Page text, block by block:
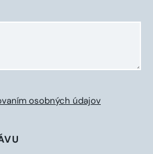
osobných údajov